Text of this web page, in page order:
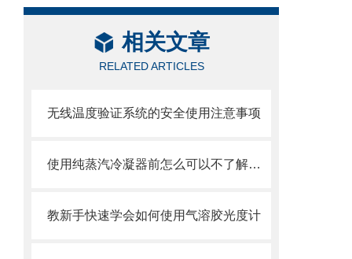
相关文章
RELATED ARTICLES
无线温度验证系统的安全使用注意事项
使用纯蒸汽冷凝器前怎么可以不了解这些！
教新手快速学会如何使用气溶胶光度计